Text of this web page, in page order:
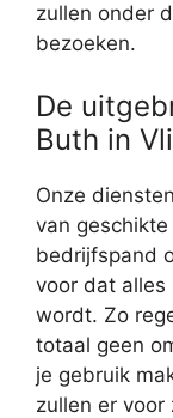
zullen onder
bezoeken.
De
Buth in
Onze
van
bedrijfspand
voor dat alles
wordt. Zo
totaal geen
je gebruik
zullen er voor